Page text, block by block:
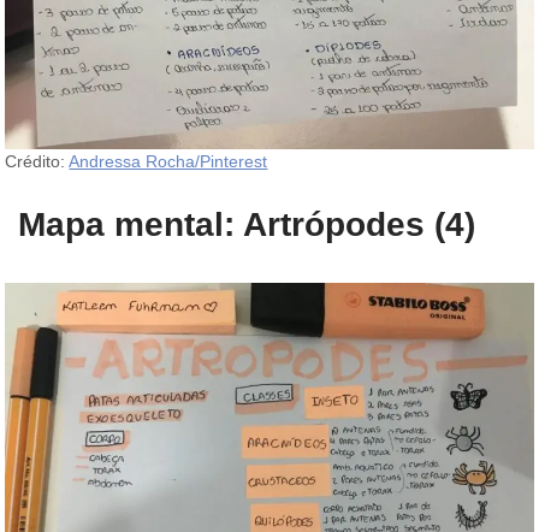
Crédito:Andressa Rocha/Pinterest
Mapa mental: Artrópodes (4)